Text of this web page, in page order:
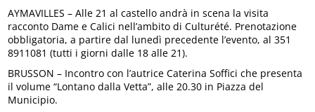
AYMAVILLES – Alle 21 al castello andrà in scena la visita
racconto Dame e Calici nell’ambito di Culturété. Prenotazione
obbligatoria, a partire dal lunedì precedente l’evento, al 351
8911081 (tutti i giorni dalle 18 alle 21).
BRUSSON – Incontro con l’autrice Caterina Soffici che presenta
il volume “Lontano dalla Vetta”, alle 20.30 in Piazza del
Municipio.